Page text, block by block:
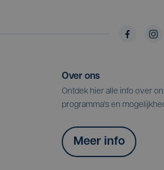
Over ons
Ontdek hier alle info over
programma's en
Meer info